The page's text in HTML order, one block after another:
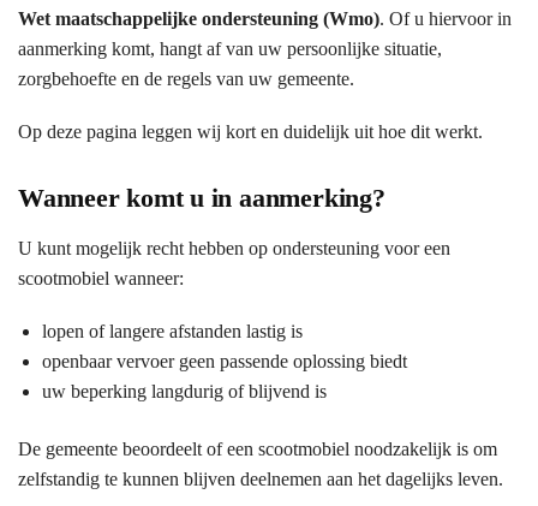
Wet maatschappelijke ondersteuning (Wmo). Of u hiervoor in
aanmerking komt, hangt af van uw persoonlijke situatie,
zorgbehoefte en de regels van uw gemeente.
Op deze pagina leggen wij kort en duidelijk uit hoe dit werkt.
Wanneer komt u in aanmerking?
U kunt mogelijk recht hebben op ondersteuning voor een
scootmobiel wanneer:
lopen of langere afstanden lastig is
openbaar vervoer geen passende oplossing biedt
uw beperking langdurig of blijvend is
De gemeente beoordeelt of een scootmobiel noodzakelijk is om
zelfstandig te kunnen blijven deelnemen aan het dagelijks leven.